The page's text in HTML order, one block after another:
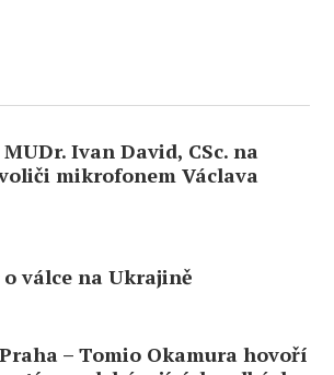
Ivan David, CSc. na
mikrofonem Václava
válce na Ukrajině
– Tomio Okamura hovoří